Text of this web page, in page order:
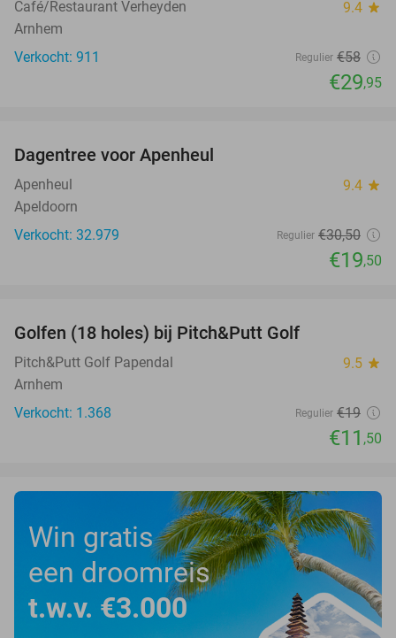
Café/Restaurant Verheyden 9.4 star
Arnhem
Verkocht: 911
Regulier €58
€29,95
Dagentree voor Apenheul
Apenheul 9.4 star
Apeldoorn
Verkocht: 32.979
Regulier €30,50
€19,50
Golfen (18 holes) bij Pitch&Putt Golf
Pitch&Putt Golf Papendal 9.5 star
Arnhem
Verkocht: 1.368
Regulier €19
€11 ,50
Win gratis
een droomreis
t.w.v. €3.000